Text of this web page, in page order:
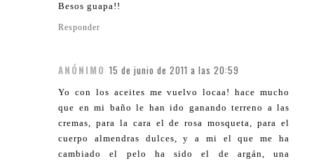
Besos guapa!!
Responder
ANÓNIMO 15 de junio de 2011 a las 20:59
Yo con los aceites me vuelvo locaa! hace mucho
que en mi baño le han ido ganando terreno a las
cremas, para la cara el de rosa mosqueta, para el
cuerpo almendras dulces, y a mi el que me ha
cambiado el pelo ha sido el de argán, una